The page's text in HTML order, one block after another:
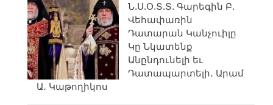
Ն.Ս.Օ.Տ.Տ. Գարեգին Բ.
Վեհափառին
Դատարան Կանչուիլը
Կը Նկատենք
Անընդունելի եւ
Դատապարտելի․ Արամ
Ա․ Կաթողիկոս